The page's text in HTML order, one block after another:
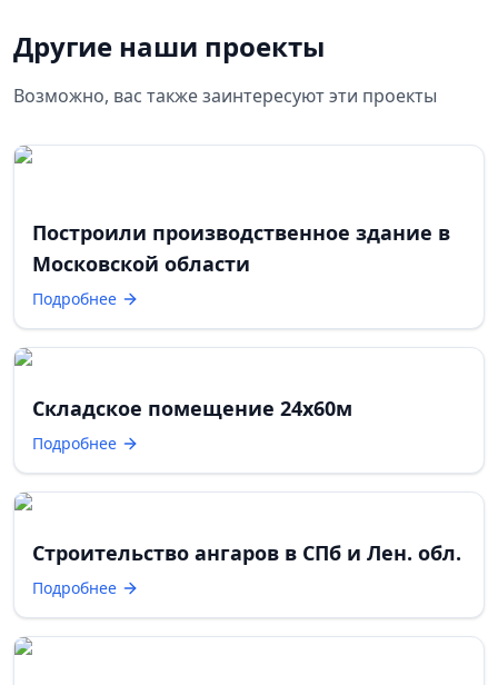
Другие наши проекты
Возможно, вас также заинтересуют эти проекты
Построили производственное здание в
Московской области
Подробнее
Складское помещение 24х60м
Подробнее
Строительство ангаров в СПб и Лен. обл.
Подробнее